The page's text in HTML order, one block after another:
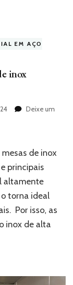
EM AÇO
inox
Deixe um
de inox
principais
altamente
torna ideal
Por isso, as
inox de alta